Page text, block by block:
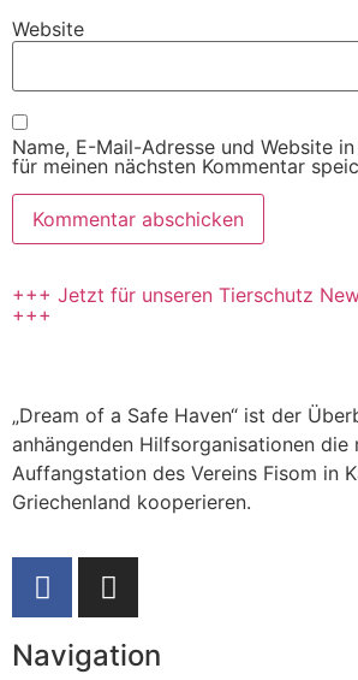
Website
Name, E-Mail-Adresse und Website
für meinen nächsten Kommentar
+++ Jetzt für unseren Tierschutz
+++
„Dream of a Safe Haven“ ist der
anhängenden Hilfsorganisationen die
Auffangstation des Vereins Fisom in
Griechenland kooperieren.
Navigation